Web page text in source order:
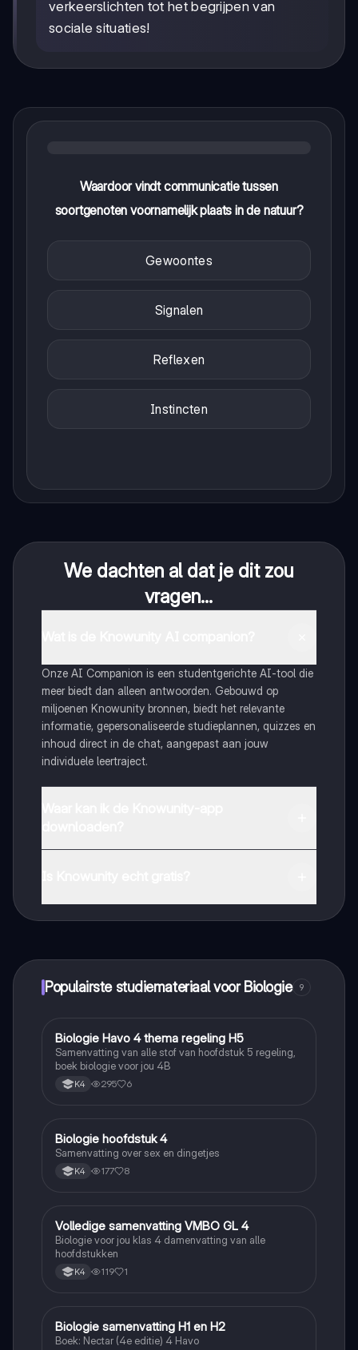
verkeerslichten tot het begrijpen van
sociale situaties!
Waardoor vindt communicatie tussen
soortgenoten voornamelijk plaats in de natuur?
Gewoontes
Signalen
Reflexen
Instincten
We dachten al dat je dit zou
vragen...
Onze AI Companion is een studentgerichte AI-tool die
meer biedt dan alleen antwoorden. Gebouwd op
miljoenen Knowunity bronnen, biedt het relevante
informatie, gepersonaliseerde studieplannen, quizzes en
inhoud direct in de chat, aangepast aan jouw
individuele leertraject.
Populairste studiemateriaal voor Biologie 9
Biologie
Biologie Havo 4 thema regeling H5
Samenvatting van alle stof van hoofdstuk 5 regeling,
boek biologie voor jou 4B
K4 295 6
Biologie
Biologie hoofdstuk 4
Samenvatting over sex en dingetjes
K4 177 8
Biologie
Volledige samenvatting VMBO GL 4
Biologie voor jou klas 4 damenvatting van alle
hoofdstukken
K4 119 1
Biologie
Biologie samenvatting H1 en H2
Boek: Nectar (4e editie) 4 Havo